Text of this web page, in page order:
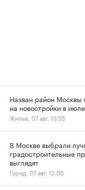
Назван район Москвы
на новостройки в
Жилье, 07 авг, 13:55
В Москве выбрали
градостроительные
выглядят
Город, 07 авг, 12:05